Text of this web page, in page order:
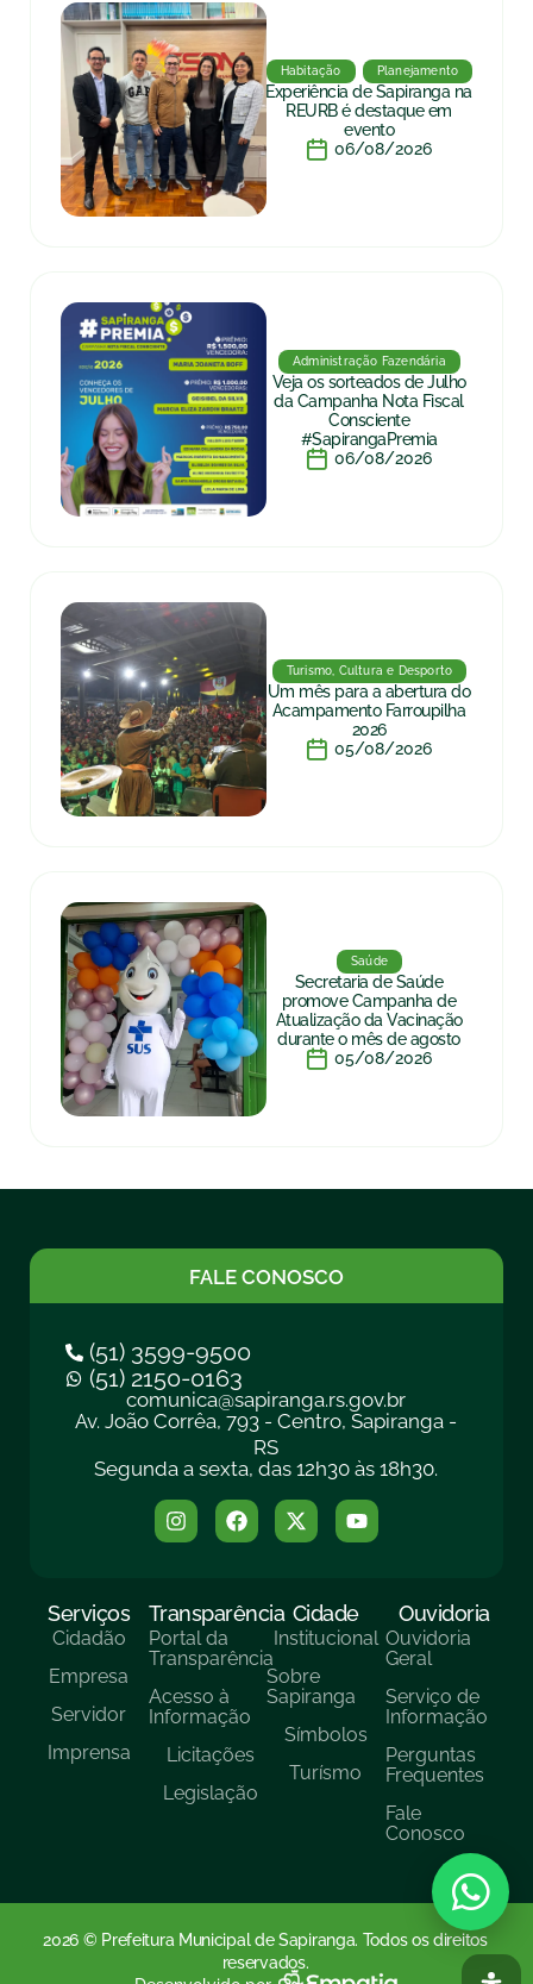
Habitação Planejamento
Experiência de Sapiranga na
REURB é destaque em
evento
06/08/2026
Administração Fazendária
Veja os sorteados de Julho
da Campanha Nota Fiscal
Consciente
#SapirangaPremia
06/08/2026
Turismo, Cultura e Desporto
Um mês para a abertura do
Acampamento Farroupilha
2026
05/08/2026
Saúde
Secretaria de Saúde
promove Campanha de
Atualização da Vacinação
durante o mês de agosto
05/08/2026
FALE CONOSCO
(51) 3599-9500
(51) 2150-0163
comunica@sapiranga.rs.gov.br
Av. João Corrêa, 793 - Centro, Sapiranga -
RS
Segunda a sexta, das 12h30 às 18h30.
Serviços
Cidadão
Empresa
Servidor
Imprensa
Transparência
Portal da
Transparência
Acesso à
Informação
Licitações
Legislação
Cidade
Institucional
Sobre
Sapiranga
Símbolos
Turísmo
Ouvidoria
Ouvidoria
Geral
Serviço de
Informação
Perguntas
Frequentes
Fale
Conosco
2026 © Prefeitura Municipal de Sapiranga. Todos os direitos
reservados.